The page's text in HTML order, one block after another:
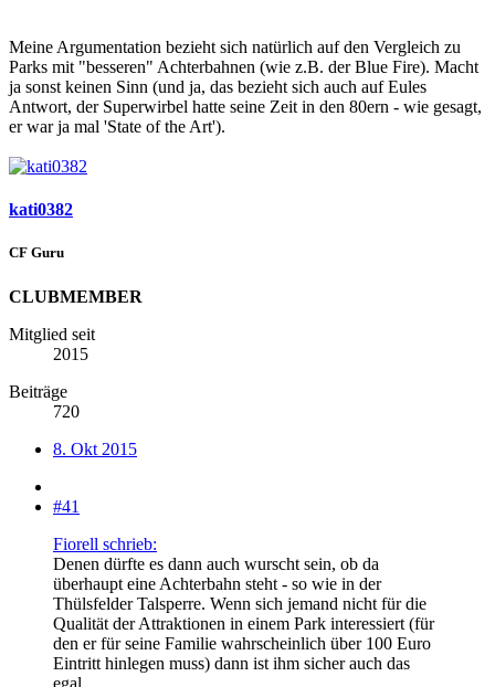
Meine Argumentation bezieht sich natürlich auf den Vergleich zu
Parks mit "besseren" Achterbahnen (wie z.B. der Blue Fire). Macht
ja sonst keinen Sinn (und ja, das bezieht sich auch auf Eules
Antwort, der Superwirbel hatte seine Zeit in den 80ern - wie gesagt,
er war ja mal 'State of the Art').
kati0382
CF Guru
CLUBMEMBER
Mitglied seit
2015
Beiträge
720
8. Okt 2015
#41
Fiorell schrieb:
Denen dürfte es dann auch wurscht sein, ob da
überhaupt eine Achterbahn steht - so wie in der
Thülsfelder Talsperre. Wenn sich jemand nicht für die
Qualität der Attraktionen in einem Park interessiert (für
den er für seine Familie wahrscheinlich über 100 Euro
Eintritt hinlegen muss) dann ist ihm sicher auch das
egal.